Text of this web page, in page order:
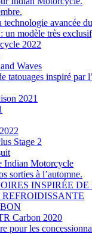
avancée
modèle très
2022
Waves
tatouages inspiré
2021
Stage 2
Indian Motorcycle
sorties à l’automne.
INSPIRÉE
Carbon 2020
pour les